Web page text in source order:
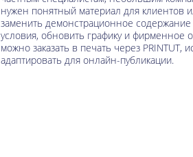
нужен понятный материал для клиентов
заменить демонстрационное содержание
условия, обновить графику и
можно заказать в печать через PRINTUT,
адаптировать для онлайн-публикации.